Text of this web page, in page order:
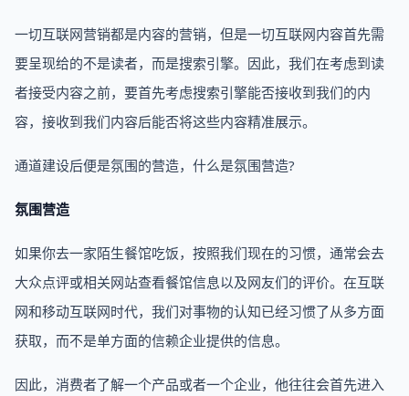
一切互联网营销都是内容的营销，但是一切互联网内容首先需
要呈现给的不是读者，而是搜索引擎。因此，我们在考虑到读
者接受内容之前，要首先考虑搜索引擎能否接收到我们的内
容，接收到我们内容后能否将这些内容精准展示。
通道建设后便是氛围的营造，什么是氛围营造?
氛围营造
如果你去一家陌生餐馆吃饭，按照我们现在的习惯，通常会去
大众点评或相关网站查看餐馆信息以及网友们的评价。在互联
网和移动互联网时代，我们对事物的认知已经习惯了从多方面
获取，而不是单方面的信赖企业提供的信息。
因此，消费者了解一个产品或者一个企业，他往往会首先进入